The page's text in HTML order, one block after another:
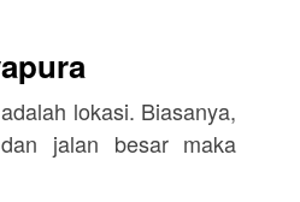
lokasi. Biasanya,
jalan besar maka